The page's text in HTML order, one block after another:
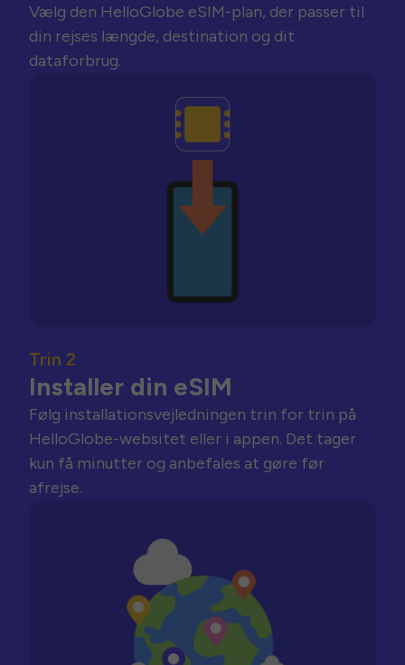
Vælg den HelloGlobe eSIM-plan, der passer til
din rejses længde, destination og dit
dataforbrug.
Trin 2
Installer din eSIM
Følg installationsvejledningen trin for trin på
HelloGlobe-websitet eller i appen. Det tager
kun få minutter og anbefales at gøre før
afrejse.